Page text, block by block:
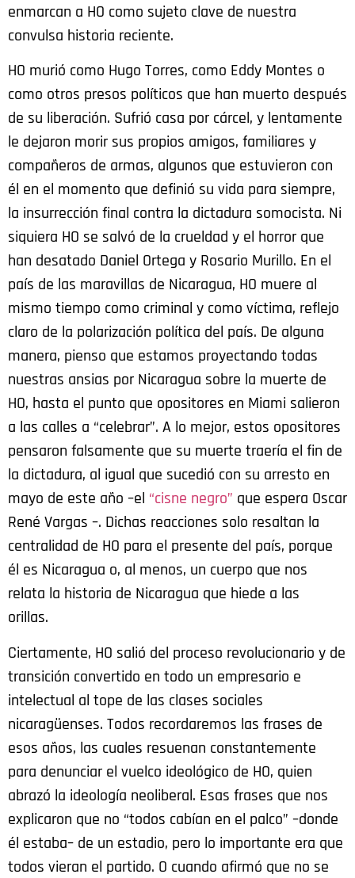
enmarcan a HO como sujeto clave de nuestra
convulsa historia reciente.
HO murió como Hugo Torres, como Eddy Montes o
como otros presos políticos que han muerto después
de su liberación. Sufrió casa por cárcel, y lentamente
le dejaron morir sus propios amigos, familiares y
compañeros de armas, algunos que estuvieron con
él en el momento que definió su vida para siempre,
la insurrección final contra la dictadura somocista. Ni
siquiera HO se salvó de la crueldad y el horror que
han desatado Daniel Ortega y Rosario Murillo. En el
país de las maravillas de Nicaragua, HO muere al
mismo tiempo como criminal y como víctima, reflejo
claro de la polarización política del país. De alguna
manera, pienso que estamos proyectando todas
nuestras ansias por Nicaragua sobre la muerte de
HO, hasta el punto que opositores en Miami salieron
a las calles a “celebrar”. A lo mejor, estos opositores
pensaron falsamente que su muerte traería el fin de
la dictadura, al igual que sucedió con su arresto en
mayo de este año –el “cisne negro” que espera Oscar
René Vargas –. Dichas reacciones solo resaltan la
centralidad de HO para el presente del país, porque
él es Nicaragua o, al menos, un cuerpo que nos
relata la historia de Nicaragua que hiede a las
orillas.
Ciertamente, HO salió del proceso revolucionario y de
transición convertido en todo un empresario e
intelectual al tope de las clases sociales
nicaragüenses. Todos recordaremos las frases de
esos años, las cuales resuenan constantemente
para denunciar el vuelco ideológico de HO, quien
abrazó la ideología neoliberal. Esas frases que nos
explicaron que no “todos cabían en el palco” –donde
él estaba– de un estadio, pero lo importante era que
todos vieran el partido. O cuando afirmó que no se